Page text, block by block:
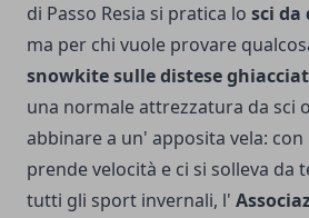
di Passo Resia si pratica lo sci da
ma per chi vuole provare
snowkite sulle distese
una normale attrezzatura da sci
abbinare a un' apposi­ta vela:
prende velocità e ci si solleva da
tutti gli sport in­vernali, l'